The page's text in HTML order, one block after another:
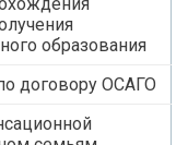
образования
договору ОСАГО